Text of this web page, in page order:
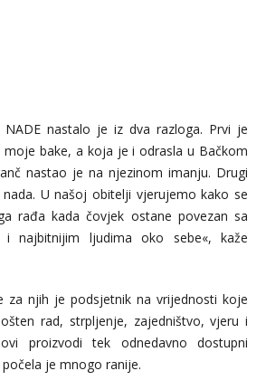
NADE nastalo je iz dva razloga. Prvi je
bake, a koja je i odrasla u Bačkom
nastao je na njezinom imanju. Drugi
U našoj obitelji vjerujemo kako se
rađa kada čovjek ostane povezan sa
i najbitnijim ljudima oko sebe«, kaže
za njih je podsjetnik na vrijednosti koje
rad, strpljenje, zajedništvo, vjeru i
proizvodi tek odnedavno dostupni
je mnogo ranije.